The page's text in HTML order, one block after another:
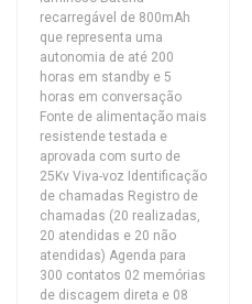
recarregável de 800mAh
que representa uma
autonomia de até 200
horas em standby e 5
horas em conversação
Fonte de alimentação mais
resistende testada e
aprovada com surto de
25Kv Viva-voz Identificação
de chamadas Registro de
chamadas (20 realizadas,
20 atendidas e 20 não
atendidas) Agenda para
300 contatos 02 memórias
de discagem direta e 08